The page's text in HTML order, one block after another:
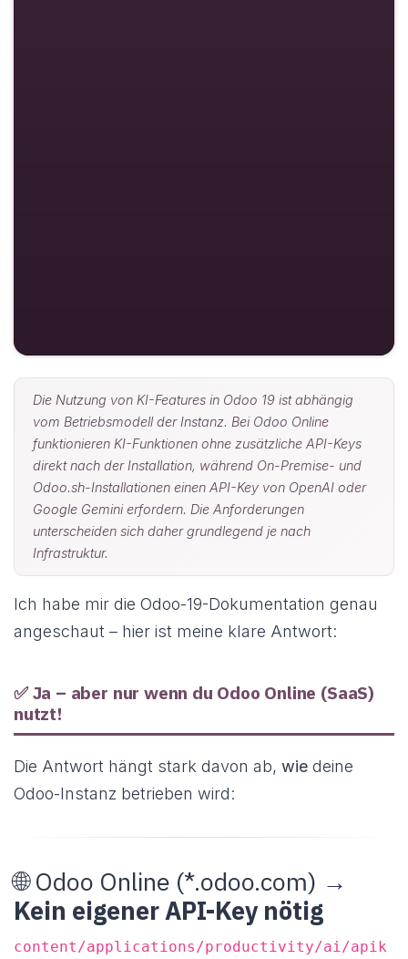
Die Nutzung von KI-Features in Odoo 19 ist abhängig
vom Betriebsmodell der Instanz. Bei Odoo Online
funktionieren KI-Funktionen ohne zusätzliche API-Keys
direkt nach der Installation, während On-Premise- und
Odoo.sh-Installationen einen API-Key von OpenAI oder
Google Gemini erfordern. Die Anforderungen
unterscheiden sich daher grundlegend je nach
Infrastruktur.
Ich habe mir die Odoo-19-Dokumentation genau
angeschaut – hier ist meine klare Antwort:
✅ Ja – aber nur wenn du Odoo Online (SaaS)
nutzt!
Die Antwort hängt stark davon ab, wie deine
Odoo-Instanz betrieben wird:
🌐 Odoo Online (*.odoo.com) →
Kein eigener API-Key nötig
content/applications/productivity/ai/apik